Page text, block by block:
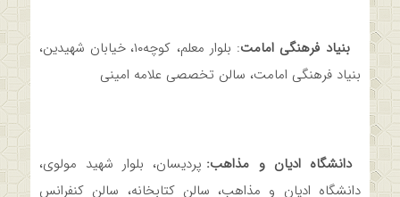
بنیاد فرهنگی امامت
: بلوار معلم، کوچه۱۰، خیابان شهیدین،
بنیاد فرهنگی امامت، سالن تخصصی علامه امینی
دانشگاه ادیان و مذاهب: پردیسان، بلوار شهید مولوی،
دانشگاه ادیان و مذاهب، سالن کتابخانه، سالن کنفرانس